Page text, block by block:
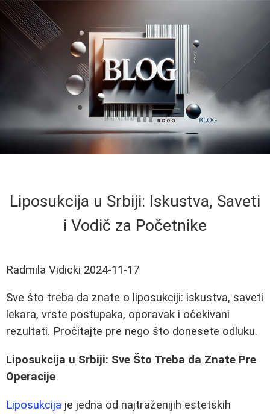
Liposukcija u Srbiji: Iskustva, Saveti
i Vodič za Početnike
Radmila Vidicki 2024-11-17
Sve što treba da znate o liposukciji: iskustva, saveti
lekara, vrste postupaka, oporavak i očekivani
rezultati. Pročitajte pre nego što donesete odluku.
Liposukcija u Srbiji: Sve Što Treba da Znate Pre
Operacije
Liposukcija je jedna od najtraženijih estetskih